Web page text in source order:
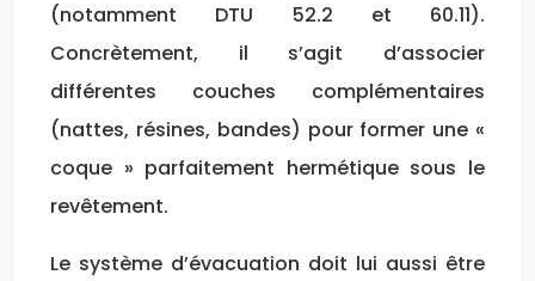
(notamment DTU 52.2 et 60.11).
Concrètement, il s’agit d’associer
différentes couches complémentaires
(nattes, résines, bandes) pour former une «
coque » parfaitement hermétique sous le
revêtement.
Le système d’évacuation doit lui aussi être